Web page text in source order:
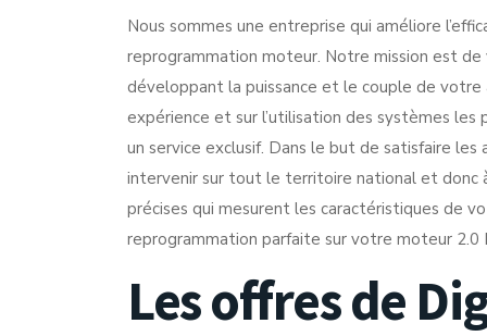
Nous sommes une entreprise qui améliore
reprogrammation moteur. Notre mission est
développant la puissance et le couple de
expérience et sur l’utilisation des systèmes
un service exclusif. Dans le but de satisfaire
intervenir sur tout le territoire national et donc
précises qui mesurent les caractéristiques de
reprogrammation parfaite sur votre moteur 2.0
Les offres de